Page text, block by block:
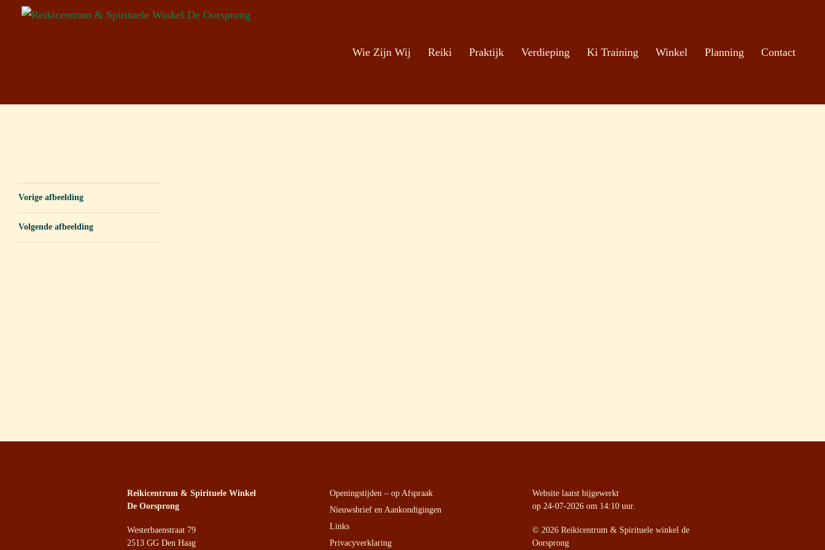
Ga naar de inhoud
Wie Zijn Wij Reiki Praktijk Verdieping Ki Training Winkel Planning Contact
Vorige afbeelding
Volgende afbeelding
Reikicentrum & Spirituele Winkel
De Oorsprong
Westerbaenstraat 79
2513 GG Den Haag
Openingstijden – op Afspraak
Nieuwsbrief en Aankondigingen
Links
Privacyverklaring
Website laatst bijgewerkt
op 24-07-2026 om 14:10 uur.
© 2026 Reikicentrum & Spirituele winkel de
Oorsprong